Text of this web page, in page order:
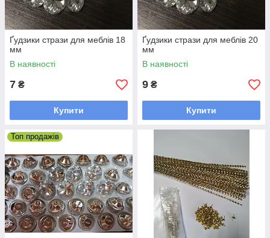
Ґудзики стрази для меблів 18
мм
В наявності
7 ₴
Купити
Ґудзики стрази для меблів 20
мм
В наявності
9 ₴
Купити
Топ продажів